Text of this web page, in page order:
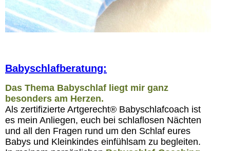
Babyschlafberatung:
Das Thema Babyschlaf liegt mir ganz
besonders am Herzen.
Als zertifizierte Artgerecht® Babyschlafcoach ist
es mein Anliegen, euch bei schlaflosen Nächten
und all den Fragen rund um den Schlaf eures
Babys und Kleinkindes einfühlsam zu begleiten.